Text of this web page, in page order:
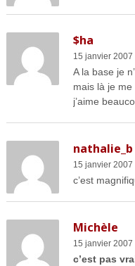
$ha
15 janvier 2007
A la base je
mais là je me
j’aime
nathalie_b
15 janvier 2007
c’est
Michèle
15 janvier 2007
c’est pas